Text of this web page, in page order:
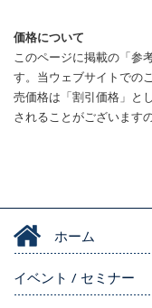
価格について
このページに掲載の「参
す。当ウェブサイトでの
売価格は「割引価格」と
されることがございます
ホーム
イベント / セミナー